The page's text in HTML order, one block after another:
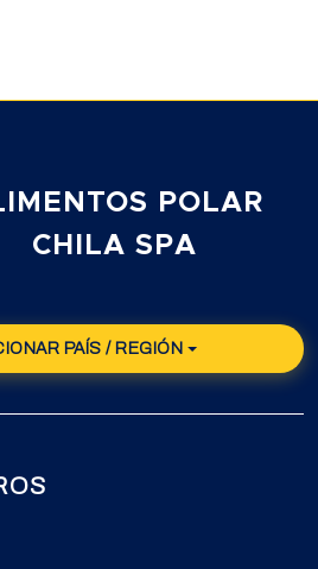
POLAR
CHILA SPA
PAÍS / REGIÓN